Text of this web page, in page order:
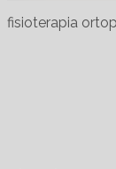
fisioterapia